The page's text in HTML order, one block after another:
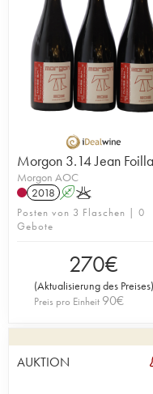
Morgon 3.14 Jean
Morgon AOC
2018 AK
Posten von 3 Flaschen | 0
Gebote
270€
(Aktualisierung des Preises)
Preis pro Einheit 90€
AUKTION